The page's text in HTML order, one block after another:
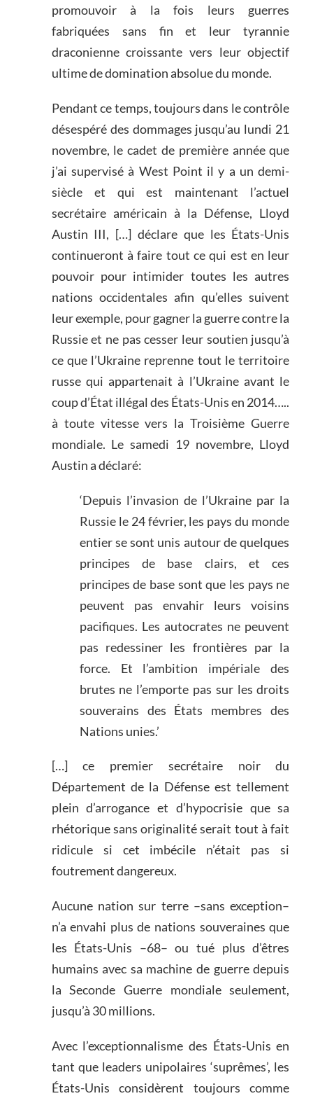
promouvoir à la fois leurs guerres
fabriquées sans fin et leur tyrannie
draconienne croissante vers leur objectif
ultime de domination absolue du monde.
Pendant ce temps, toujours dans le contrôle
désespéré des dommages jusqu’au lundi 21
novembre, le cadet de première année que
j’ai supervisé à West Point il y a un demi-
siècle et qui est maintenant l’actuel
secrétaire américain à la Défense, Lloyd
Austin III, […] déclare que les États-Unis
continueront à faire tout ce qui est en leur
pouvoir pour intimider toutes les autres
nations occidentales afin qu’elles suivent
leur exemple, pour gagner la guerre contre la
Russie et ne pas cesser leur soutien jusqu’à
ce que l’Ukraine reprenne tout le territoire
russe qui appartenait à l’Ukraine avant le
coup d’État illégal des États-Unis en 2014…..
à toute vitesse vers la Troisième Guerre
mondiale. Le samedi 19 novembre, Lloyd
Austin a déclaré:
‘Depuis l’invasion de l’Ukraine par la
Russie le 24 février, les pays du monde
entier se sont unis autour de quelques
principes de base clairs, et ces
principes de base sont que les pays ne
peuvent pas envahir leurs voisins
pacifiques. Les autocrates ne peuvent
pas redessiner les frontières par la
force. Et l’ambition impériale des
brutes ne l’emporte pas sur les droits
souverains des États membres des
Nations unies.’
[…] ce premier secrétaire noir du
Département de la Défense est tellement
plein d’arrogance et d’hypocrisie que sa
rhétorique sans originalité serait tout à fait
ridicule si cet imbécile n’était pas si
foutrement dangereux.
Aucune nation sur terre –sans exception–
n’a envahi plus de nations souveraines que
les États-Unis –68– ou tué plus d’êtres
humains avec sa machine de guerre depuis
la Seconde Guerre mondiale seulement,
jusqu’à 30 millions.
Avec l’exceptionnalisme des États-Unis en
tant que leaders unipolaires ‘suprêmes’, les
États-Unis considèrent toujours comme